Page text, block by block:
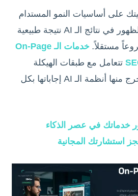
على أساسيات النمو المستدام
غير المدفوع يصبح الظهور في نتائج الـ AI نتيجة طبيعية
مستقلاً.
خدمات الـ On-Page
تتعامل مع طبقات الهيكلة
والمحتوى التي تستخرج منها أنظمة الـ AI إجاباتها بكل
خدماتك في عصر الذكاء
استشارتك المجانية